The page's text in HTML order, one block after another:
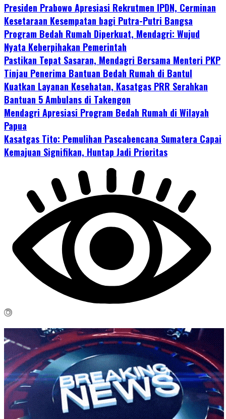
Presiden Prabowo Apresiasi Rekrutmen IPDN, Cerminan
Kesetaraan Kesempatan bagi Putra-Putri Bangsa
Program Bedah Rumah Diperkuat, Mendagri: Wujud
Nyata Keberpihakan Pemerintah
Pastikan Tepat Sasaran, Mendagri Bersama Menteri PKP
Tinjau Penerima Bantuan Bedah Rumah di Bantul
Kuatkan Layanan Kesehatan, Kasatgas PRR Serahkan
Bantuan 5 Ambulans di Takengon
Mendagri Apresiasi Program Bedah Rumah di Wilayah
Papua
Kasatgas Tito: Pemulihan Pascabencana Sumatera Capai
Kemajuan Signifikan, Huntap Jadi Prioritas